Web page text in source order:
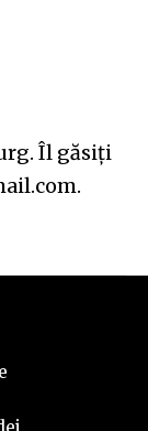
Îl găsiți